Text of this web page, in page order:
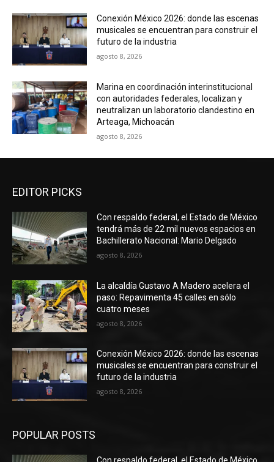
Conexión México 2026: donde las escenas
musicales se encuentran para construir el
futuro de la industria
agosto 8, 2026
Marina en coordinación interinstitucional
con autoridades federales, localizan y
neutralizan un laboratorio clandestino en
Arteaga, Michoacán
agosto 8, 2026
EDITOR PICKS
Con respaldo federal, el Estado de México
tendrá más de 22 mil nuevos espacios en
Bachillerato Nacional: Mario Delgado
agosto 8, 2026
La alcaldía Gustavo A Madero acelera el
paso: Repavimenta 45 calles en sólo
cuatro meses
agosto 8, 2026
Conexión México 2026: donde las escenas
musicales se encuentran para construir el
futuro de la industria
agosto 8, 2026
POPULAR POSTS